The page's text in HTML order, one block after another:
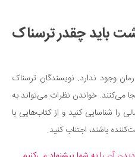
باید چقدر ترسناک
وجود ندارد. نویسندگان ترسناک
می‌کنند. خواندن نظرات می‌تواند به
را شناسایی کنید و از کتاب‌هایی با
باشند، اجتناب کنید.